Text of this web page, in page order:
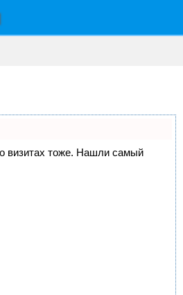
о визитах тоже. Нашли самый